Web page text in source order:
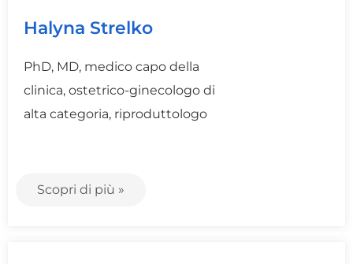
Halyna Strelko
PhD, MD, medico capo della
clinica, ostetrico-ginecologo di
alta categoria, riproduttologo
Scopri di più »